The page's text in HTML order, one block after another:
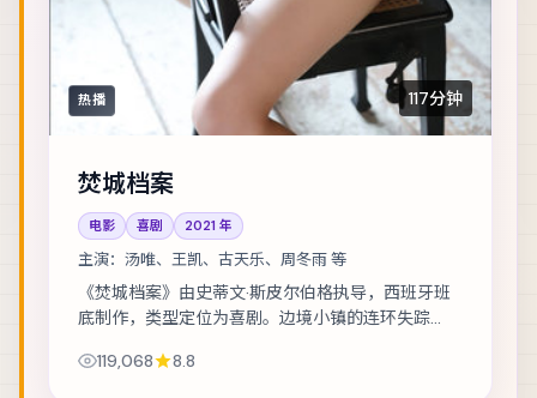
热播 117分钟
焚城档案
电影 喜剧 2021 年
主演： 汤唯、王凯、古天乐、周冬雨 等
《焚城档案》由史蒂文·斯皮尔伯格执导，西班牙班
底制作，类型定位为喜剧。边境小镇的连环失踪
凯、古天乐 等，表演层次丰富。节奏层层推进，...
119,068 8.8